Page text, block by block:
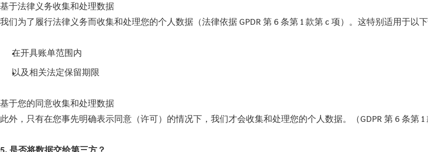
基于法律义务收集和处理数据
我们为了履行法律义务而收集和处理您的个人数据（法律依据 GPDR 第 6 条第 1 款第 c 项）。这特别适用于以下
在开具账单范围内
以及相关法定保留期限
基于您的同意收集和处理数据
此外，只有在您事先明确表示同意（许可）的情况下，我们才会收集和处理您的个人数据。（GDPR 第 6 条第 1